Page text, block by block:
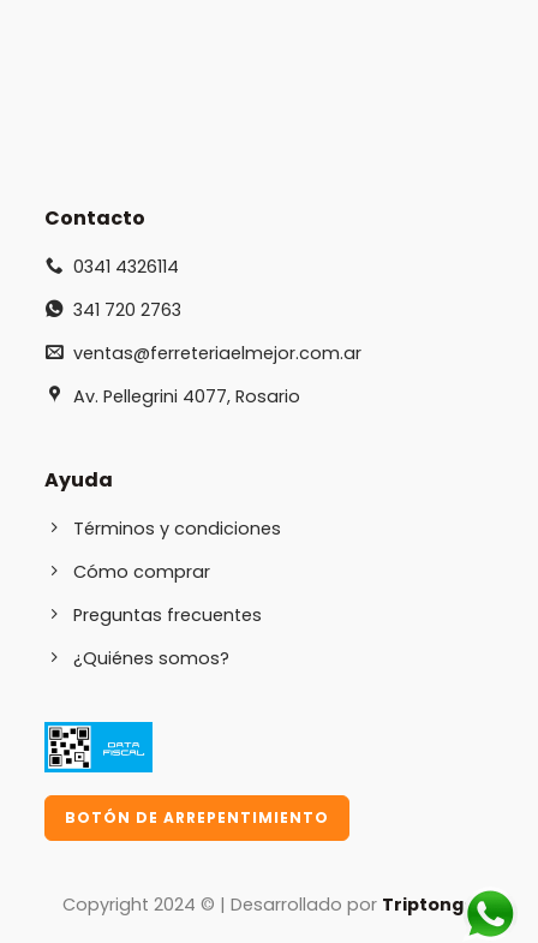
Contacto
0341 4326114
341 720 2763
ventas@ferreteriaelmejor.com.ar
Av. Pellegrini 4077, Rosario
Ayuda
Términos y condiciones
Cómo comprar
Preguntas frecuentes
¿Quiénes somos?
BOTÓN DE ARREPENTIMIENTO
Copyright 2024 © | Desarrollado por Triptongo